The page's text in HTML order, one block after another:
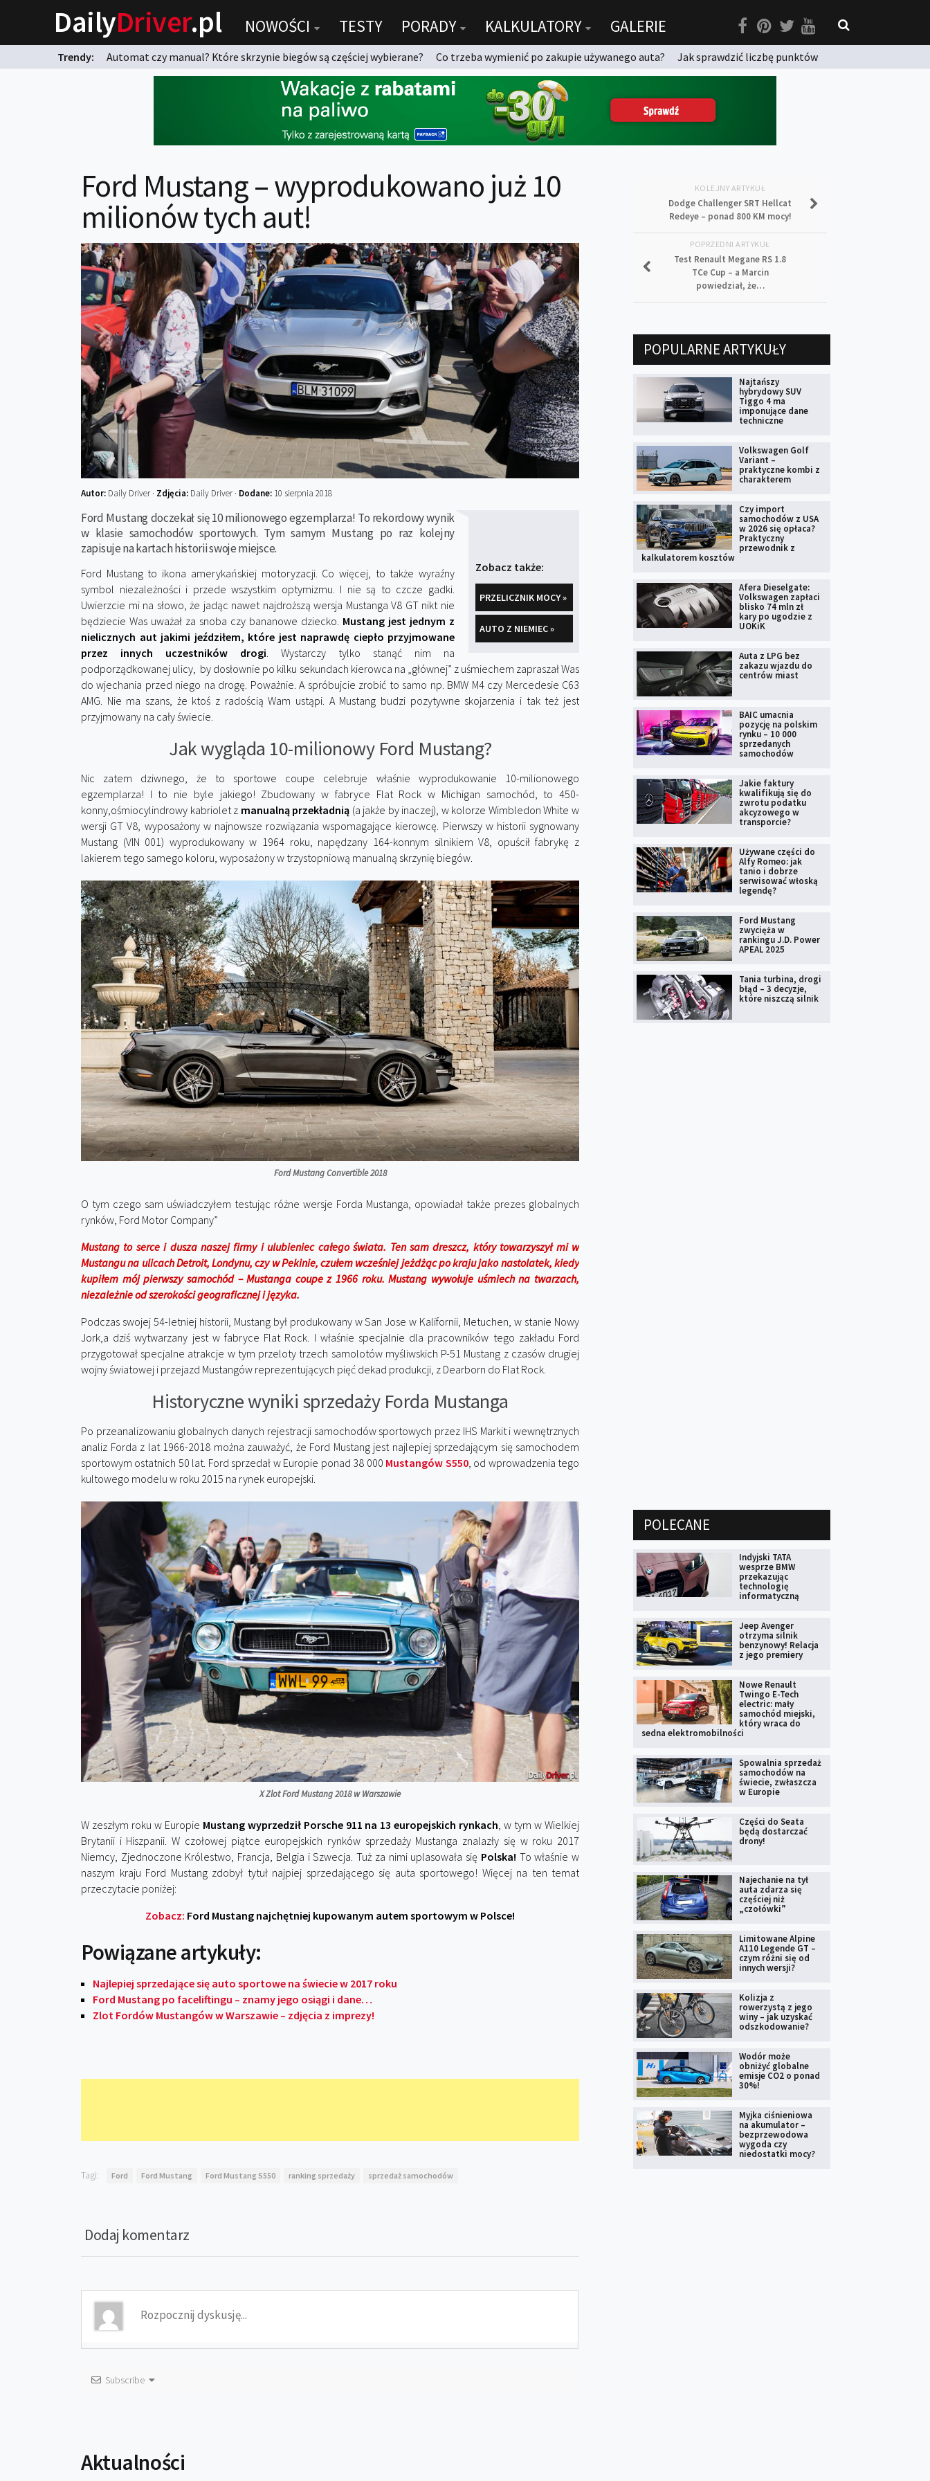
DailyDriver.pl NOWOŚCI TESTY PORADY KALKULATORY GALERIE
Trendy: Automat czy manual? Które skrzynie biegów są częściej wybierane? Co trzeba wymienić po zakupie używanego auta?
Jak sprawdzić liczbę punktów
Ford Mustang – wyprodukowano już 10
milionów tych aut!
Autor: Daily Driver · Zdjęcia: Daily Driver · Dodane: 10 sierpnia 2018
Zobacz także:
PRZELICZNIK MOCY »
AUTO Z NIEMIEC »
Ford Mustang doczekał się 10 milionowego egzemplarza! To rekordowy wynik
w klasie samochodów sportowych. Tym samym Mustang po raz kolejny
zapisuje na kartach historii swoje miejsce.
Ford Mustang to ikona amerykańskiej motoryzacji. Co więcej, to także wyraźny
symbol niezależności i przede wszystkim optymizmu. I nie są to czcze gadki.
Uwierzcie mi na słowo, że jadąc nawet najdroższą wersja Mustanga V8 GT nikt nie
będziecie Was uważał za snoba czy bananowe dziecko. Mustang jest jednym z
nielicznych aut jakimi jeździłem, które jest naprawdę ciepło przyjmowane
przez innych uczestników drogi. Wystarczy tylko stanąć nim na
podporządkowanej ulicy, by dosłownie po kilku sekundach kierowca na „głównej” z uśmiechem zapraszał Was
do wjechania przed niego na drogę. Poważnie. A spróbujcie zrobić to samo np. BMW M4 czy Mercedesie C63
AMG. Nie ma szans, że ktoś z radością Wam ustąpi. A Mustang budzi pozytywne skojarzenia i tak też jest
przyjmowany na cały świecie.
Jak wygląda 10-milionowy Ford Mustang?
Nic zatem dziwnego, że to sportowe coupe celebruje właśnie wyprodukowanie 10-milionowego
egzemplarza! I to nie byle jakiego! Zbudowany w fabryce Flat Rock w Michigan samochód, to 450-
konny,ośmiocylindrowy kabriolet z manualną przekładnią (a jakże by inaczej), w kolorze Wimbledon White w
wersji GT V8, wyposażony w najnowsze rozwiązania wspomagające kierowcę. Pierwszy w historii sygnowany
Mustang (VIN 001) wyprodukowany w 1964 roku, napędzany 164-konnym silnikiem V8, opuścił fabrykę z
lakierem tego samego koloru, wyposażony w trzystopniową manualną skrzynię biegów.
Ford Mustang Convertible 2018
O tym czego sam uświadczyłem testując różne wersje Forda Mustanga, opowiadał także prezes globalnych
rynków, Ford Motor Company”
Mustang to serce i dusza naszej firmy i ulubieniec całego świata. Ten sam dreszcz, który towarzyszył mi w
Mustangu na ulicach Detroit, Londynu, czy w Pekinie, czułem wcześniej jeżdżąc po kraju jako nastolatek, kiedy
kupiłem mój pierwszy samochód – Mustanga coupe z 1966 roku. Mustang wywołuje uśmiech na twarzach,
niezależnie od szerokości geograficznej i języka.
Podczas swojej 54-letniej historii, Mustang był produkowany w San Jose w Kalifornii, Metuchen, w stanie Nowy
Jork,a dziś wytwarzany jest w fabryce Flat Rock. I właśnie specjalnie dla pracowników tego zakładu Ford
przygotował specjalne atrakcje w tym przeloty trzech samolotów myśliwskich P-51 Mustang z czasów drugiej
wojny światowej i przejazd Mustangów reprezentujących pięć dekad produkcji, z Dearborn do Flat Rock.
Historyczne wyniki sprzedaży Forda Mustanga
Po przeanalizowaniu globalnych danych rejestracji samochodów sportowych przez IHS Markit i wewnętrznych
analiz Forda z lat 1966-2018 można zauważyć, że Ford Mustang jest najlepiej sprzedającym się samochodem
sportowym ostatnich 50 lat. Ford sprzedał w Europie ponad 38 000 Mustangów S550, od wprowadzenia tego
kultowego modelu w roku 2015 na rynek europejski.
X Zlot Ford Mustang 2018 w Warszawie
W zeszłym roku w Europie Mustang wyprzedził Porsche 911 na 13 europejskich rynkach, w tym w Wielkiej
Brytanii i Hiszpanii. W czołowej piątce europejskich rynków sprzedaży Mustanga znalazły się w roku 2017
Niemcy, Zjednoczone Królestwo, Francja, Belgia i Szwecja. Tuż za nimi uplasowała się Polska! To właśnie w
naszym kraju Ford Mustang zdobył tytuł najpiej sprzedającego się auta sportowego! Więcej na ten temat
przeczytacie poniżej:
Zobacz: Ford Mustang najchętniej kupowanym autem sportowym w Polsce!
Powiązane artykuły:
Najlepiej sprzedające się auto sportowe na świecie w 2017 roku
Ford Mustang po faceliftingu – znamy jego osiągi i dane…
Zlot Fordów Mustangów w Warszawie – zdjęcia z imprezy!
Tagi: Ford Ford Mustang Ford Mustang S550 ranking sprzedaży sprzedaż samochodów
Dodaj komentarz
Subscribe
Aktualności
KOLEJNY ARTYKUŁ
Dodge Challenger SRT Hellcat
Redeye – ponad 800 KM mocy!
POPRZEDNI ARTYKUŁ
Test Renault Megane RS 1.8
TCe Cup – a Marcin
powiedział, że…
POPULARNE ARTYKUŁY
Najtańszy
hybrydowy SUV
Tiggo 4 ma
imponujące dane
techniczne
Volkswagen Golf
Variant –
praktyczne kombi z
charakterem
Czy import
samochodów z USA
w 2026 się opłaca?
Praktyczny
przewodnik z
kalkulatorem kosztów
Afera Dieselgate:
Volkswagen zapłaci
blisko 74 mln zł
kary po ugodzie z
UOKiK
Auta z LPG bez
zakazu wjazdu do
centrów miast
BAIC umacnia
pozycję na polskim
rynku – 10 000
sprzedanych
samochodów
Jakie faktury
kwalifikują się do
zwrotu podatku
akcyzowego w
transporcie?
Używane części do
Alfy Romeo: jak
tanio i dobrze
serwisować włoską
legendę?
Ford Mustang
zwycięża w
rankingu J.D. Power
APEAL 2025
Tania turbina, drogi
błąd – 3 decyzje,
które niszczą silnik
POLECANE
Indyjski TATA
wesprze BMW
przekazując
technologię
informatyczną
Jeep Avenger
otrzyma silnik
benzynowy! Relacja
z jego premiery
Nowe Renault
Twingo E-Tech
electric: mały
samochód miejski,
który wraca do
sedna elektromobilności
Spowalnia sprzedaż
samochodów na
świecie, zwłaszcza
w Europie
Części do Seata
będą dostarczać
drony!
Najechanie na tył
auta zdarza się
częściej niż
„czołówki”
Limitowane Alpine
A110 Legende GT –
czym różni się od
innych wersji?
Kolizja z
rowerzystą z jego
winy – jak uzyskać
odszkodowanie?
Wodór może
obniżyć globalne
emisje CO2 o ponad
30%!
Myjka ciśnieniowa
na akumulator –
bezprzewodowa
wygoda czy
niedostatki mocy?